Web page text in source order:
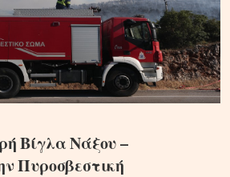
Βίγλα Νάξου –
Πυροσβεστική